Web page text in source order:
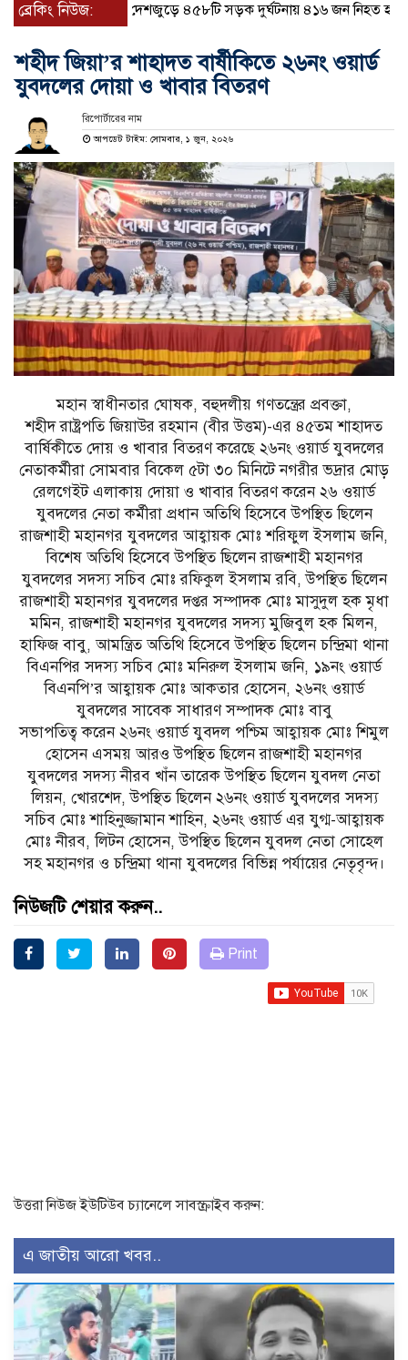
ব্রেকিং নিউজ:
জুলাইয়ে দেশজুড়ে ৪৫৮টি সড়ক দুর্ঘটনায় ৪১৬ জন নিহত হয়েছেন
শহীদ জিয়া’র শাহাদত বার্ষীকিতে ২৬নং ওয়ার্ড
যুবদলের দোয়া ও খাবার বিতরণ
রিপোর্টারের নাম
আপডেট টাইম: সোমবার, ১ জুন, ২০২৬
মহান স্বাধীনতার ঘোষক, বহুদলীয় গণতন্ত্রের প্রবক্তা,
শহীদ রাষ্ট্রপতি জিয়াউর রহমান (বীর উত্তম)-এর ৪৫তম শাহাদত
বার্ষিকীতে দোয় ও খাবার বিতরণ করেছে ২৬নং ওয়ার্ড যুবদলের
নেতাকর্মীরা সোমবার বিকেল ৫টা ৩০ মিনিটে নগরীর ভদ্রার মোড়
রেলগেইট এলাকায় দোয়া ও খাবার বিতরণ করেন ২৬ ওয়ার্ড
যুবদলের নেতা কর্মীরা প্রধান অতিথি হিসেবে উপস্থিত ছিলেন
রাজশাহী মহানগর যুবদলের আহ্বায়ক মোঃ শরিফুল ইসলাম জনি,
বিশেষ অতিথি হিসেবে উপস্থিত ছিলেন রাজশাহী মহানগর
যুবদলের সদস্য সচিব মোঃ রফিকুল ইসলাম রবি, উপস্থিত ছিলেন
রাজশাহী মহানগর যুবদলের দপ্তর সম্পাদক মোঃ মাসুদুল হক মৃধা
মমিন, রাজশাহী মহানগর যুবদলের সদস্য মুজিবুল হক মিলন,
হাফিজ বাবু, আমন্ত্রিত অতিথি হিসেবে উপস্থিত ছিলেন চন্দ্রিমা থানা
বিএনপির সদস্য সচিব মোঃ মনিরুল ইসলাম জনি, ১৯নং ওয়ার্ড
বিএনপি’র আহ্বায়ক মোঃ আকতার হোসেন, ২৬নং ওয়ার্ড
যুবদলের সাবেক সাধারণ সম্পাদক মোঃ বাবু
সভাপতিত্ব করেন ২৬নং ওয়ার্ড যুবদল পশ্চিম আহ্বায়ক মোঃ শিমুল
হোসেন এসময় আরও উপস্থিত ছিলেন রাজশাহী মহানগর
যুবদলের সদস্য নীরব খাঁন তারেক উপস্থিত ছিলেন যুবদল নেতা
লিয়ন, খোরশেদ, উপস্থিত ছিলেন ২৬নং ওয়ার্ড যুবদলের সদস্য
সচিব মোঃ শাহিনুজ্জামান শাহিন, ২৬নং ওয়ার্ড এর যুগ্ম-আহ্বায়ক
মোঃ নীরব, লিটন হোসেন, উপস্থিত ছিলেন যুবদল নেতা সোহেল
সহ মহানগর ও চন্দ্রিমা থানা যুবদলের বিভিন্ন পর্যায়ের নেতৃবৃন্দ।
নিউজটি শেয়ার করুন..
Print
উত্তরা নিউজ ইউটিউব চ্যানেলে সাবস্ক্রাইব করুন:
এ জাতীয় আরো খবর..